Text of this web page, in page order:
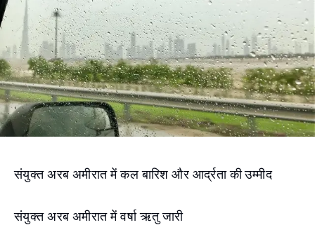
संयुक्त अरब अमीरात में कल बारिश और आर्द्रता की उम्मीद
संयुक्त अरब अमीरात में वर्षा ऋतु जारी